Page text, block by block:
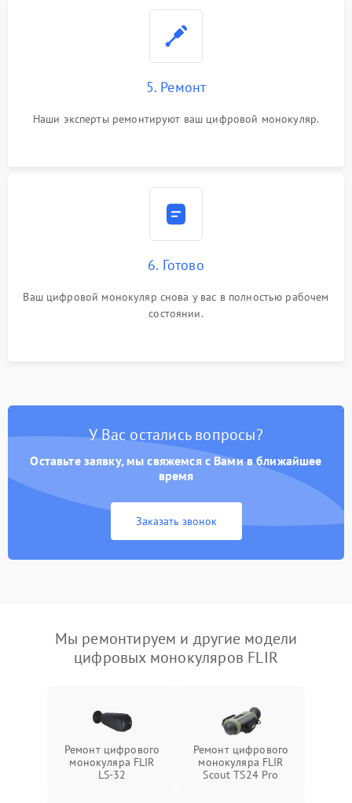
5. Ремонт
Наши эксперты ремонтируют ваш цифровой монокуляр.
6. Готово
Ваш цифровой монокуляр снова у вас в полностью рабочем
состоянии.
У Вас остались вопросы?
Оставьте заявку, мы свяжемся с Вами в ближайшее
время
Заказать звонок
Мы ремонтируем и другие модели
цифровых монокуляров FLIR
Ремонт цифрового
монокуляра FLIR
LS-32
Ремонт цифрового
монокуляра FLIR
Scout TS24 Pro